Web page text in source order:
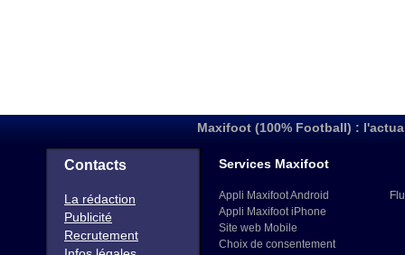
Maxifoot (100% Football) :
Contacts
La rédaction
Publicité
Recrutement
Services Maxifoot
Appli Maxifoot Android
Appli Maxifoot iPhone
Site web Mobile
Choix de consentement